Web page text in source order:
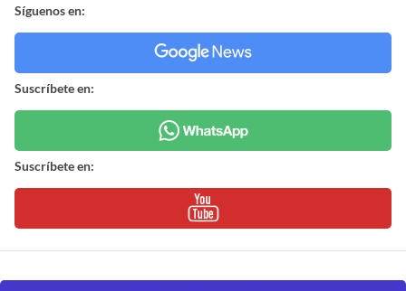
Síguenos en:
Suscríbete en:
Suscríbete en: